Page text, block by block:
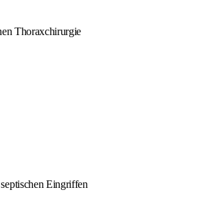
Thoraxchirurgie
Eingriffen